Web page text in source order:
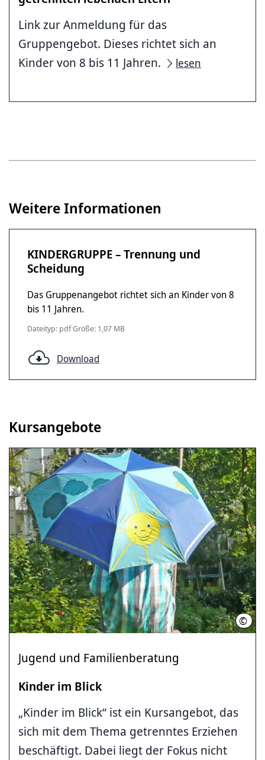
Link zur Anmeldung für das
Gruppengebot. Dieses richtet sich an
Kinder von 8 bis 11 Jahren.
lesen
Weitere Informationen
KINDERGRUPPE – Trennung und
Scheidung
Das Gruppenangebot richtet sich an Kinder von 8
bis 11 Jahren.
Dateityp: pdf Größe: 1,07 MB
Download
Kursangebote
© LHH
Jugend und Familienberatung
Kinder im Blick
„Kinder im Blick“ ist ein Kursangebot, das
sich mit dem Thema getrenntes Erziehen
beschäftigt. Dabei liegt der Fokus nicht